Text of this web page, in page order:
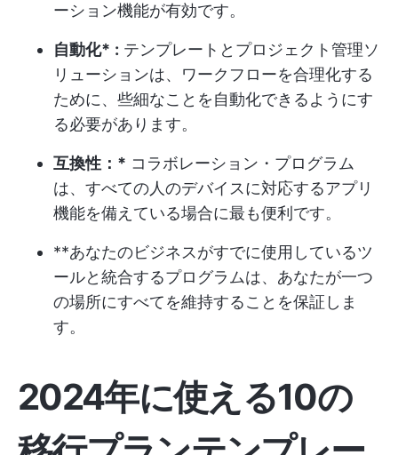
ーション機能が有効です。
自動化* : テンプレートとプロジェクト管理ソ
リューションは、ワークフローを合理化する
ために、些細なことを自動化できるようにす
る必要があります。
互換性：* コラボレーション・プログラム
は、すべての人のデバイスに対応するアプリ
機能を備えている場合に最も便利です。
**あなたのビジネスがすでに使用しているツ
ールと統合するプログラムは、あなたが一つ
の場所にすべてを維持することを保証しま
す。
2024年に使える10の